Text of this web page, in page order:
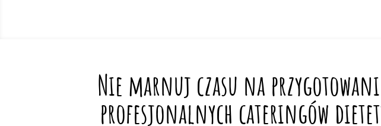
Nie marnuj czasu na
profesjonalnych cateringów